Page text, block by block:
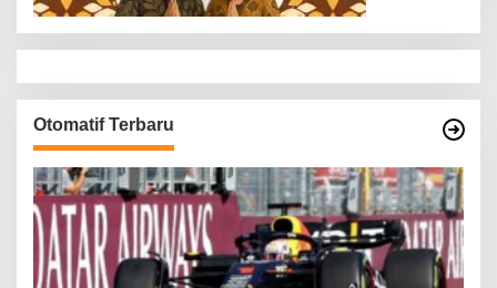
Otomatif Terbaru